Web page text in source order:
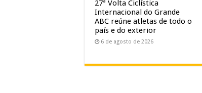
27ª Volta Ciclística
Internacional do Grande
ABC reúne atletas de todo o
país e do exterior
6 de agosto de 2026